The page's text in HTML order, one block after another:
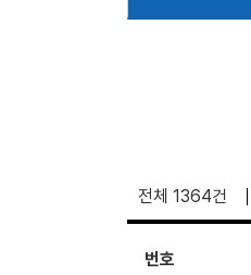
전체 1364건
번호